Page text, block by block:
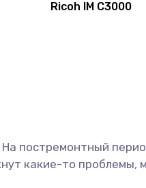
Ricoh IM C3000
постремонтный
какие-то проблемы,